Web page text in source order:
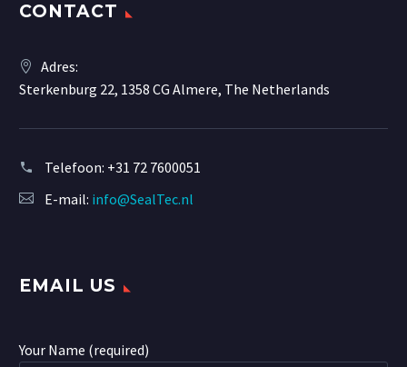
CONTACT
Adres:
Sterkenburg 22, 1358 CG Almere, The Netherlands
Telefoon: +31 72 7600051
E-mail: info@SealTec.nl
EMAIL US
Your Name (required)